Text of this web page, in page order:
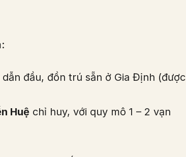
dẫn đầu, đồn trú sẵn ở Gia Định (được
Huệ chỉ huy, với quy mô 1 – 2 vạn